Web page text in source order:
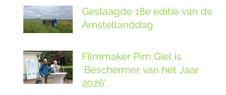
Geslaagde 18e editie van de
Amstellanddag
Filmmaker Pim Giel is
‘Beschermer van het Jaar
2026’.